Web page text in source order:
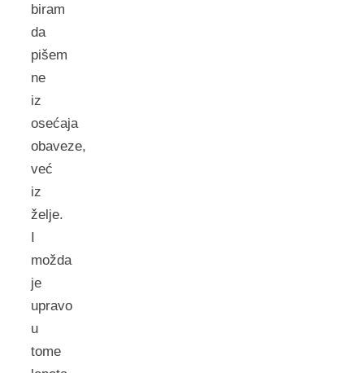
biram
da
pišem
ne
iz
osećaja
obaveze,
već
iz
želje.
I
možda
je
upravo
u
tome